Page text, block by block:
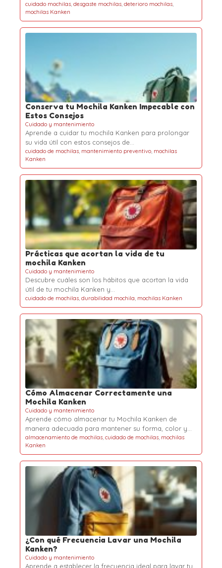
cuidado mochilas, desgaste mochilas, deterioro mochilas,
mochilas Kanken
Conserva tu Mochila Kanken Impecable con
Estos Consejos
Cuidado y mantenimiento
Aprende a cuidar tu mochila Kanken para prolongar
su vida útil con estos consejos de…
cuidado de mochilas, mantenimiento preventivo, mochilas
Kanken
Prácticas que acortan la vida de tu
mochila Kanken
Cuidado y mantenimiento
Descubre cuáles son los hábitos que acortan la vida
útil de tu mochila Kanken y…
cuidado de mochilas, durabilidad mochila, mochilas Kanken
Cómo Almacenar Correctamente una
Mochila Kanken
Cuidado y mantenimiento
Aprende cómo almacenar tu Mochila Kanken de
manera adecuada para mantener su forma, color y…
almacenamiento de mochilas, cuidado de mochilas, mochilas
Kanken
¿Con qué Frecuencia Lavar una Mochila
Kanken?
Cuidado y mantenimiento
Aprende a establecer la frecuencia ideal para lavar tu